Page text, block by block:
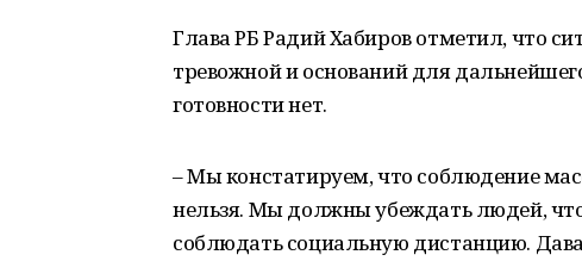
Глава РБ Радий Хабиров отметил, что
тревожной и оснований для
готовности нет.
– Мы констатируем, что соблюдение
нельзя. Мы должны убеждать людей,
соблюдать социальную дистанцию.